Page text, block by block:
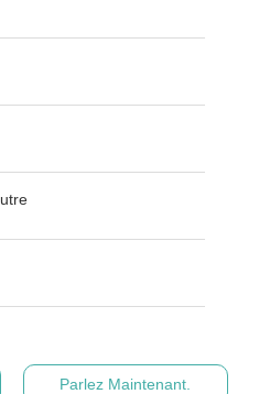
Parlez Maintenant.